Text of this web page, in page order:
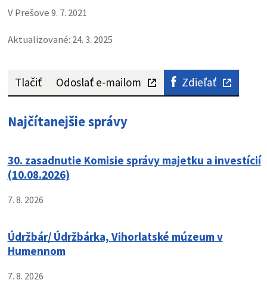
V Prešove 9. 7. 2021
Aktualizované: 24. 3. 2025
Tlačiť Odoslať e-mailom Zdieľať
Najčítanejšie správy
30. zasadnutie Komisie správy majetku a investícií
(10.08.2026)
7. 8. 2026
Údržbár/ Údržbárka, Vihorlatské múzeum v
Humennom
7. 8. 2026